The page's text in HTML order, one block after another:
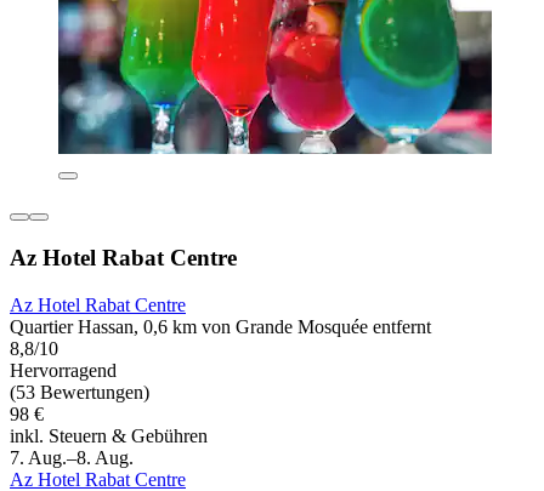
Az Hotel Rabat Centre
Az Hotel Rabat Centre
Quartier Hassan, 0,6 km von Grande Mosquée entfernt
8,8/10
Hervorragend
(53 Bewertungen)
98 €
inkl. Steuern & Gebühren
7. Aug.–8. Aug.
Az Hotel Rabat Centre